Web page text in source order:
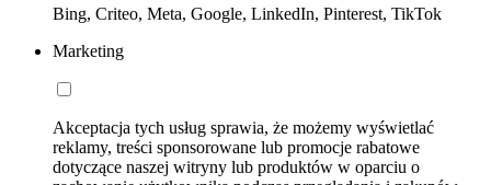
Bing, Criteo, Meta, Google, LinkedIn, Pinterest, TikTok
Marketing
Akceptacja tych usług sprawia, że możemy wyświetlać
reklamy, treści sponsorowane lub promocje rabatowe
dotyczące naszej witryny lub produktów w oparciu o